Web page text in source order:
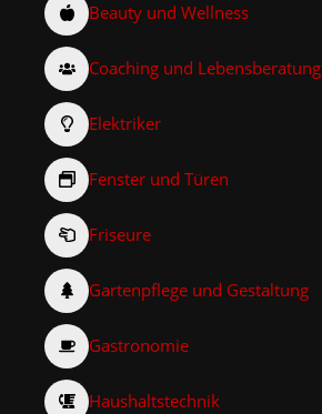
Beauty und Wellness
Coaching und Lebensberatung
Elektriker
Fenster und Türen
Friseure
Gartenpflege und Gestaltung
Gastronomie
Haushaltstechnik